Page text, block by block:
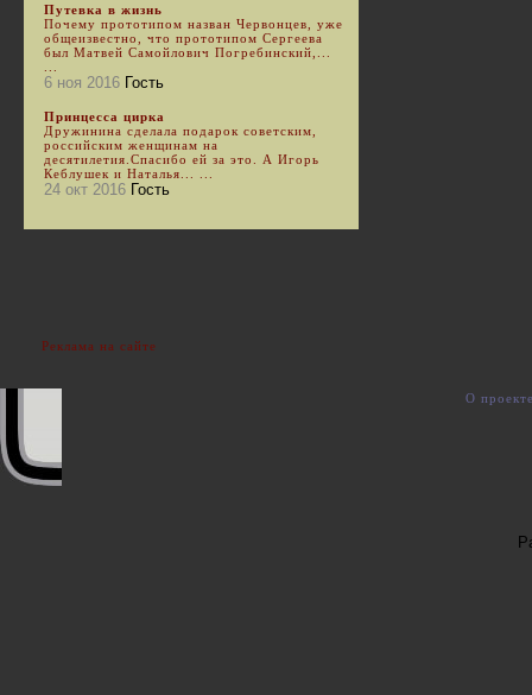
Путевка в жизнь
Почему прототипом назван Червонцев, уже
общеизвестно, что прототипом Сергеева
был Матвей Самойлович Погребинский,...
6 ноя 2016 Гость
Принцесса цирка
Дружинина сделала подарок советским,
российским женщинам на
десятилетия.Спасибо ей за это. А Игорь
Кеблушек и Наталья... ...
24 окт 2016 Гость
Реклама на сайте
О